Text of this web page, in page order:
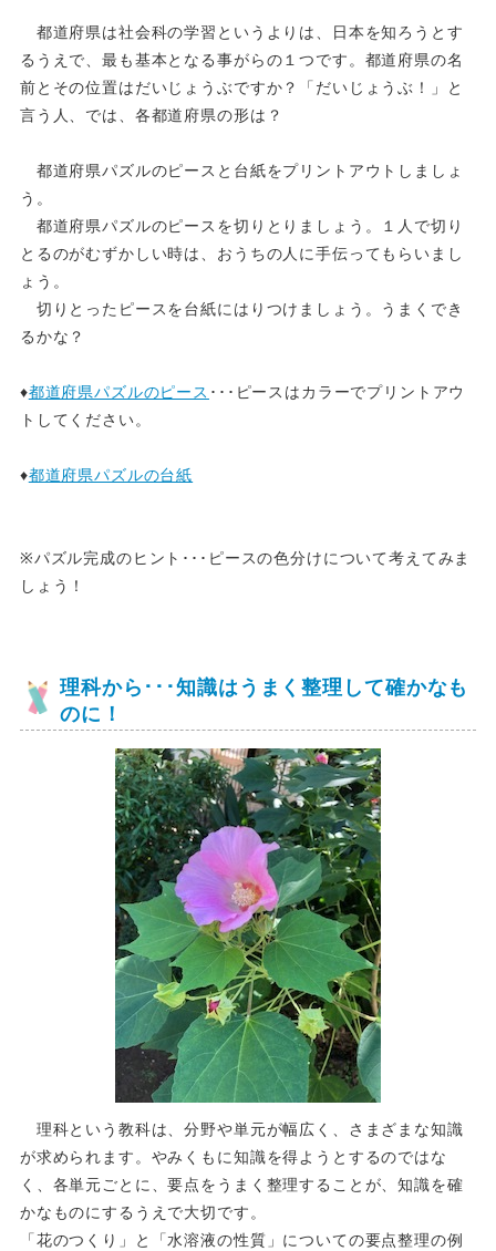
都道府県は社会科の学習というよりは、日本を知ろうとす
るうえで、最も基本となる事がらの１つです。都道府県の名
前とその位置はだいじょうぶですか？「だいじょうぶ！」と
言う人、では、各都道府県の形は？
都道府県パズルのピースと台紙をプリントアウトしましょ
う。
都道府県パズルのピースを切りとりましょう。１人で切り
とるのがむずかしい時は、おうちの人に手伝ってもらいまし
ょう。
切りとったピースを台紙にはりつけましょう。うまくでき
るかな？
♦都道府県パズルのピース ･･･ピースはカラーでプリントアウ
トしてください。
♦都道府県パズルの台紙
※パズル完成のヒント･･･ピースの色分けについて考えてみま
しょう！
理科から･･･知識はうまく整理して確かなも
のに！
理科という教科は、分野や単元が幅広く、さまざまな知識
が求められます。やみくもに知識を得ようとするのではな
く、各単元ごとに、要点をうまく整理することが、知識を確
かなものにするうえで大切です。
「花のつくり」と「水溶液の性質」についての要点整理の例